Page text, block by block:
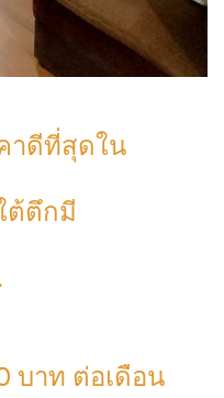
าดีที่สุดใน
ต้ตึกมี
บาท ต่อเดือน